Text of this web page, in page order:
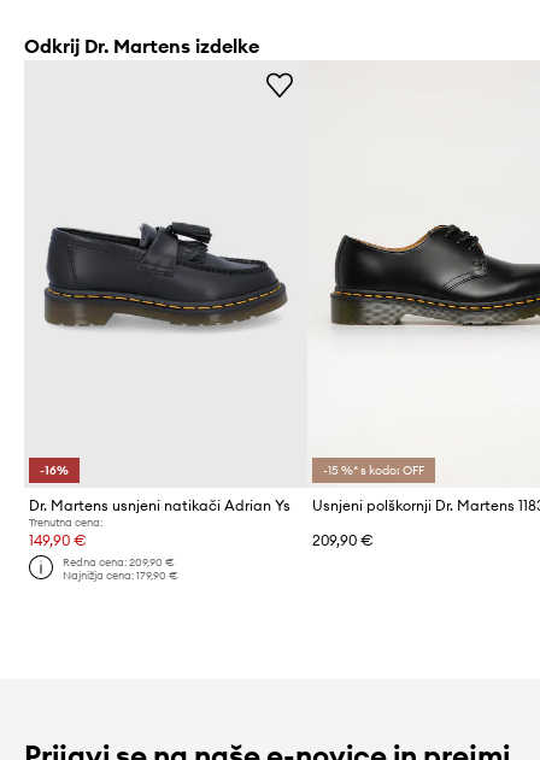
Odkrij Dr. Martens izdelke
-16%
Dr. Martens usnjeni natikači Adrian Ys
Trenutna cena:
149,90 €
Redna cena:209,90 €
Najnižja cena:179,90 €
-15 %* s kodo: OFF
209,90 €